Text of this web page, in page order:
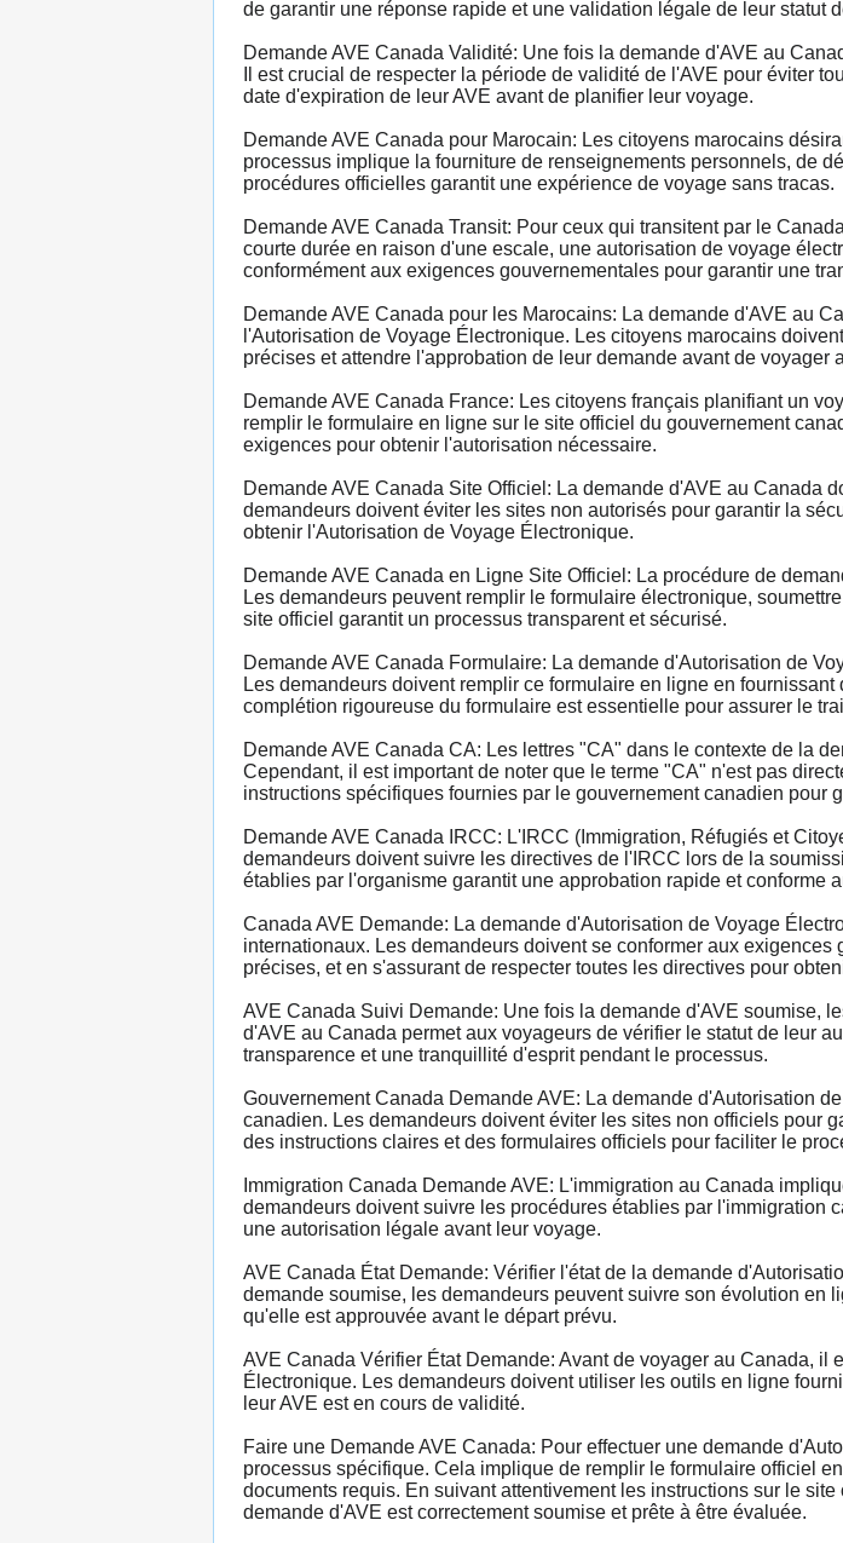
de garantir une réponse rapide et une validation légale de leur statut
Demande AVE Canada Validité: Une fois la demande d'AVE au
Il est crucial de respecter la période de validité de l'AVE pour éviter
date d'expiration de leur AVE avant de planifier leur voyage.
Demande AVE Canada pour Marocain: Les citoyens marocains
processus implique la fourniture de renseignements personnels, de
procédures officielles garantit une expérience de voyage sans tracas.
Demande AVE Canada Transit: Pour ceux qui transitent par le
courte durée en raison d'une escale, une autorisation de voyage
conformément aux exigences gouvernementales pour garantir une
Demande AVE Canada pour les Marocains: La demande d'AVE au
l'Autorisation de Voyage Électronique. Les citoyens marocains
précises et attendre l'approbation de leur demande avant de voyager
Demande AVE Canada France: Les citoyens français planifiant un
remplir le formulaire en ligne sur le site officiel du gouvernement
exigences pour obtenir l'autorisation nécessaire.
Demande AVE Canada Site Officiel: La demande d'AVE au Canada
demandeurs doivent éviter les sites non autorisés pour garantir la
obtenir l'Autorisation de Voyage Électronique.
Demande AVE Canada en Ligne Site Officiel: La procédure de
Les demandeurs peuvent remplir le formulaire électronique,
site officiel garantit un processus transparent et sécurisé.
Demande AVE Canada Formulaire: La demande d'Autorisation de
Les demandeurs doivent remplir ce formulaire en ligne en
complétion rigoureuse du formulaire est essentielle pour assurer le
Demande AVE Canada CA: Les lettres "CA" dans le contexte de la
Cependant, il est important de noter que le terme "CA" n'est pas
instructions spécifiques fournies par le gouvernement canadien pour
Demande AVE Canada IRCC: L'IRCC (Immigration, Réfugiés et
demandeurs doivent suivre les directives de l'IRCC lors de la
établies par l'organisme garantit une approbation rapide et conforme
Canada AVE Demande: La demande d'Autorisation de Voyage
internationaux. Les demandeurs doivent se conformer aux
précises, et en s'assurant de respecter toutes les directives pour
AVE Canada Suivi Demande: Une fois la demande d'AVE soumise,
d'AVE au Canada permet aux voyageurs de vérifier le statut de leur
transparence et une tranquillité d'esprit pendant le processus.
Gouvernement Canada Demande AVE: La demande d'Autorisation
canadien. Les demandeurs doivent éviter les sites non officiels pour
des instructions claires et des formulaires officiels pour faciliter le
Immigration Canada Demande AVE: L'immigration au Canada
demandeurs doivent suivre les procédures établies par l'immigration
une autorisation légale avant leur voyage.
AVE Canada État Demande: Vérifier l'état de la demande
demande soumise, les demandeurs peuvent suivre son évolution en
qu'elle est approuvée avant le départ prévu.
AVE Canada Vérifier État Demande: Avant de voyager au Canada,
Électronique. Les demandeurs doivent utiliser les outils en ligne
leur AVE est en cours de validité.
Faire une Demande AVE Canada: Pour effectuer une demande
processus spécifique. Cela implique de remplir le formulaire officiel
documents requis. En suivant attentivement les instructions sur le
demande d'AVE est correctement soumise et prête à être évaluée.